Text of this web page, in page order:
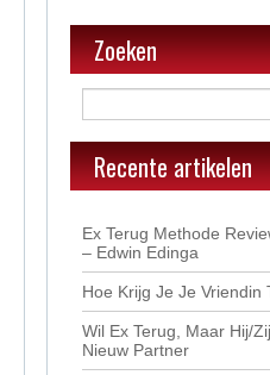
Zoeken
Recente artikelen
Ex Terug Methode
– Edwin Edinga
Hoe Krijg Je Je Vriendin
Wil Ex Terug, Maar Hij/
Nieuw Partner